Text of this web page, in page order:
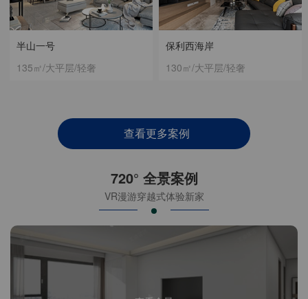
保利西海岸
130㎡/大平层/轻奢
半山一号
135㎡/大平层/轻奢
查看更多案例
720° 全景案例
VR漫游穿越式体验新家